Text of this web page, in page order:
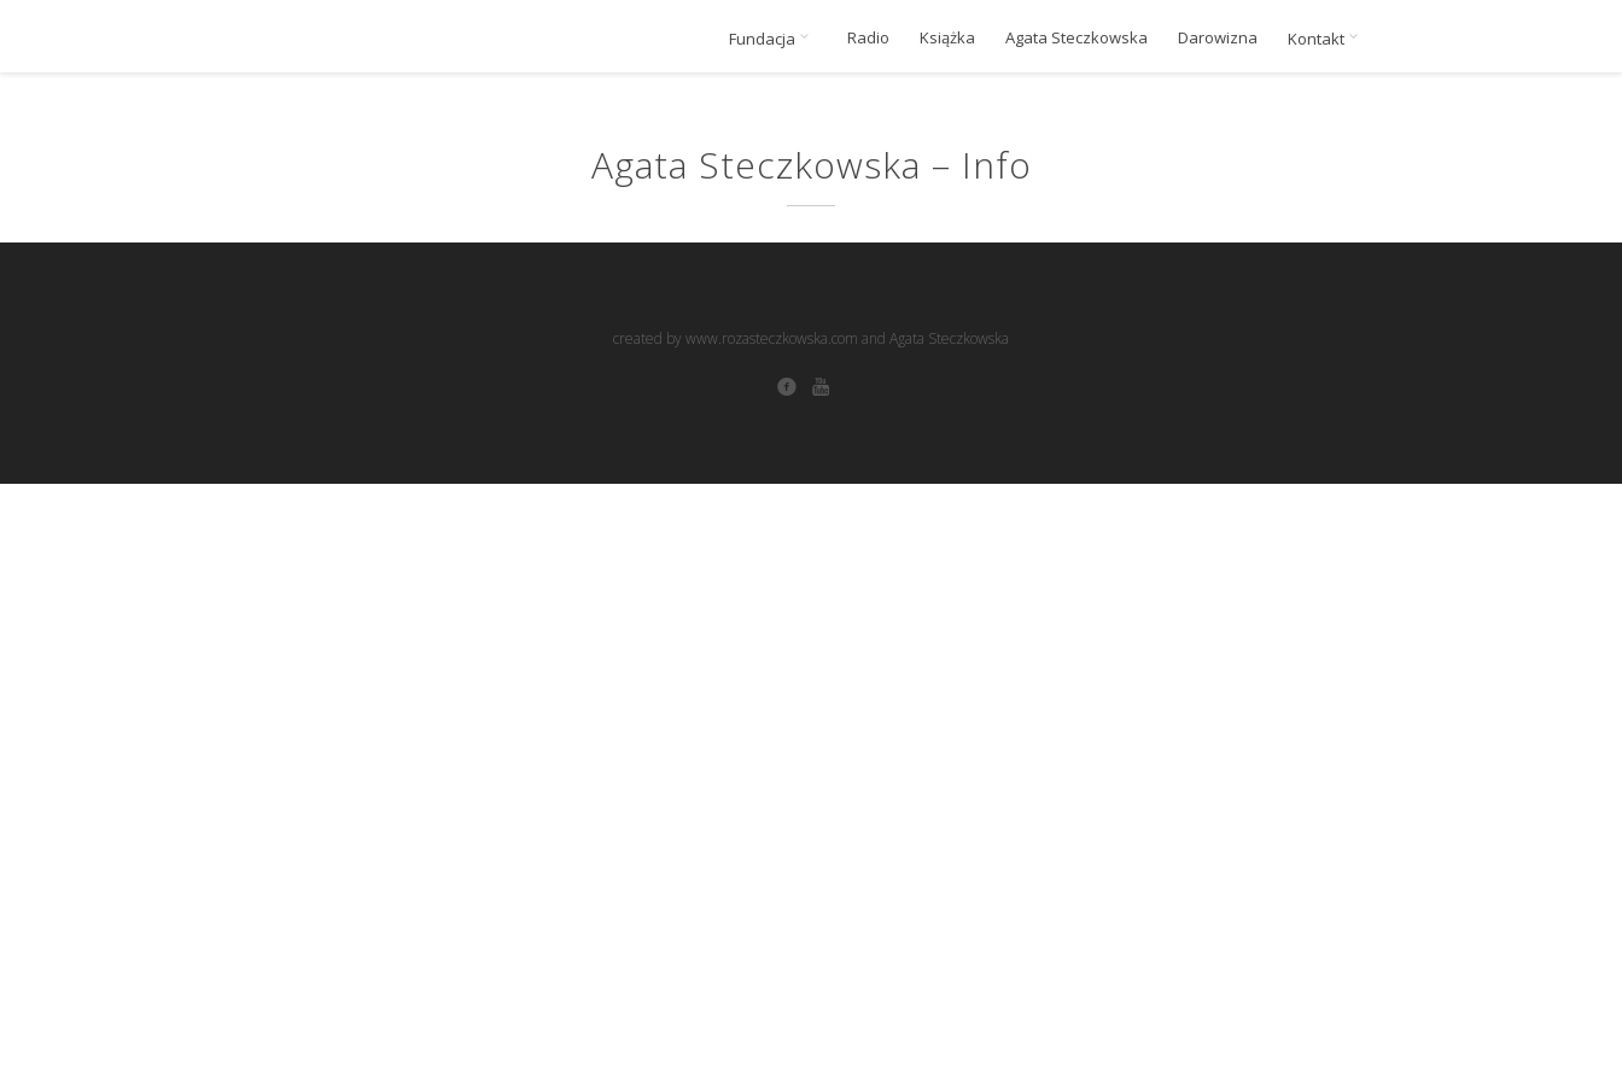
Fundacja Radio Książka Agata Steczkowska Darowizna Kontakt
Agata Steczkowska – Info
created by www.rozasteczkowska.com and Agata Steczkowska